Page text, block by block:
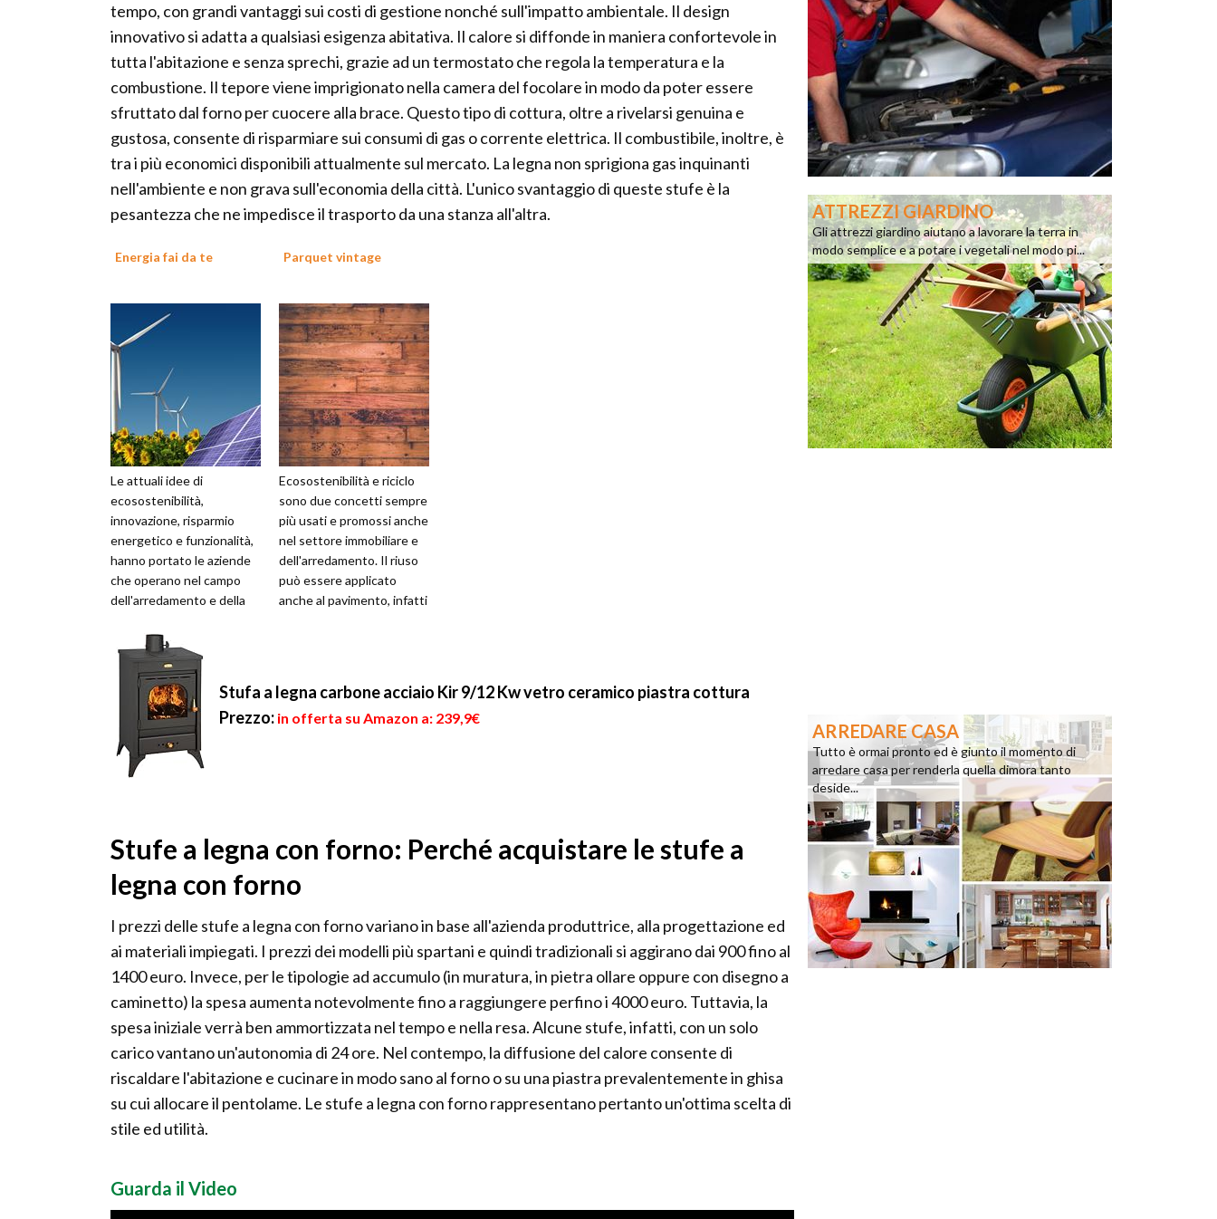
tempo, con grandi vantaggi sui costi di gestione nonché sull'impatto ambientale. Il design
innovativo si adatta a qualsiasi esigenza abitativa. Il calore si diffonde in maniera confortevole in
tutta l'abitazione e senza sprechi, grazie ad un termostato che regola la temperatura e la
combustione. Il tepore viene imprigionato nella camera del focolare in modo da poter essere
sfruttato dal forno per cuocere alla brace. Questo tipo di cottura, oltre a rivelarsi genuina e
gustosa, consente di risparmiare sui consumi di gas o corrente elettrica. Il combustibile, inoltre, è
tra i più economici disponibili attualmente sul mercato. La legna non sprigiona gas inquinanti
nell'ambiente e non grava sull'economia della città. L'unico svantaggio di queste stufe è la
pesantezza che ne impedisce il trasporto da una stanza all'altra.
Energia fai da te
Le attuali idee di
ecosostenibilità,
innovazione, risparmio
energetico e funzionalità,
hanno portato le aziende
che operano nel campo
dell'arredamento e della
specifici (elett...
Parquet vintage
Ecosostenibilità e riciclo
sono due concetti sempre
più usati e promossi anche
nel settore immobiliare e
dell'arredamento. Il riuso
può essere applicato
anche al pavimento, infatti
Stufa a legna carbone acciaio Kir 9/12 Kw vetro ceramico piastra cottura
Prezzo: in offerta su Amazon a: 239,9€
Stufe a legna con forno: Perché acquistare le stufe a
legna con forno
I prezzi delle stufe a legna con forno variano in base all'azienda produttrice, alla progettazione ed
ai materiali impiegati. I prezzi dei modelli più spartani e quindi tradizionali si aggirano dai 900 fino al
1400 euro. Invece, per le tipologie ad accumulo (in muratura, in pietra ollare oppure con disegno a
caminetto) la spesa aumenta notevolmente fino a raggiungere perfino i 4000 euro. Tuttavia, la
spesa iniziale verrà ben ammortizzata nel tempo e nella resa. Alcune stufe, infatti, con un solo
carico vantano un'autonomia di 24 ore. Nel contempo, la diffusione del calore consente di
riscaldare l'abitazione e cucinare in modo sano al forno o su una piastra prevalentemente in ghisa
su cui allocare il pentolame. Le stufe a legna con forno rappresentano pertanto un'ottima scelta di
stile ed utilità.
Guarda il Video
ATTREZZI GIARDINO
Gli attrezzi giardino aiutano a lavorare la terra in
modo semplice e a potare i vegetali nel modo pi...
ARREDARE CASA
Tutto è ormai pronto ed è giunto il momento di
arredare casa per renderla quella dimora tanto
deside...